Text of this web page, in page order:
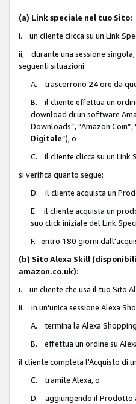
(a) Link speciale nel tuo Sito:
i. un cliente clicca su un Link
ii, durante una sessione
seguenti situazioni:
A. trascorrono 24 ore da
B. il cliente effettua un
download di un software
Downloads”, “Amazon
Digitale”), o
C. il cliente clicca su un Link
si verifica quanto segue:
D. il cliente acquista un
E. il cliente acquista un
suo click iniziale del Link
F. entro 180 giorni
(b) Sito Alexa Skill
amazon.co.uk):
i. un cliente che usa il tuo Sito
ii. in un'unica sessione Alexa
A. termina la Alexa
B. effettua un ordine su
il cliente completa l'Acquisto di
C. tramite Alexa, o
D. aggiungendo il Prodotto